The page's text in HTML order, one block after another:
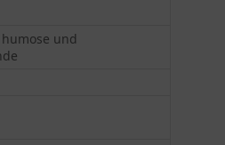
und